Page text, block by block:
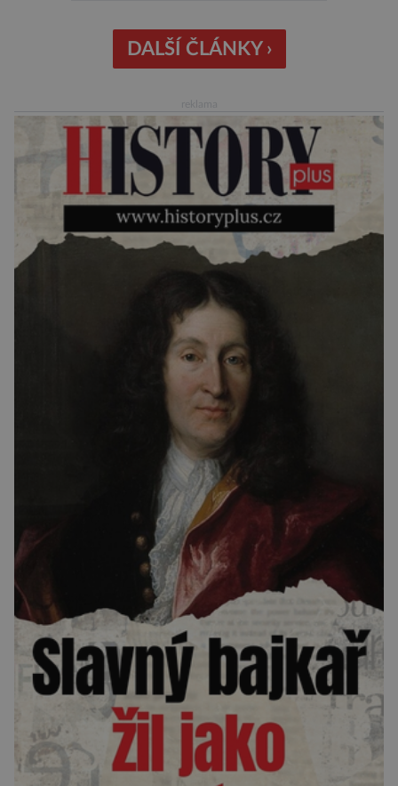
všechno podle plánu, nebo se něco pokazí?
Ariane 6 – tak se nazývá systém nosných raket
sloužit pro účely nejrůznějších vesmírných misí,
DALŠÍ ČLÁNKY ›